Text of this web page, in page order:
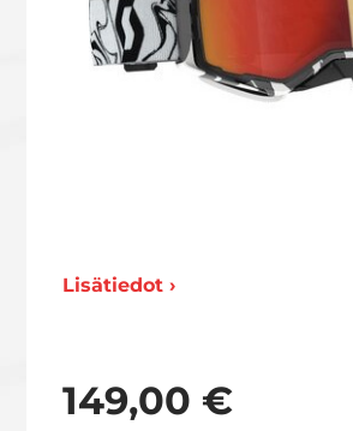
Lisätiedot ›
149,00 €